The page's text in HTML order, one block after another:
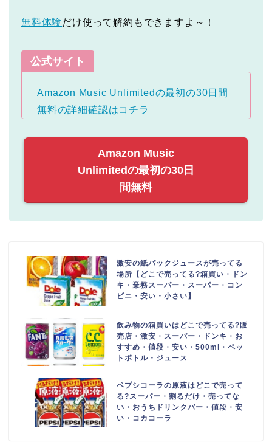
無料体験だけ使って解約もできますよ～！
公式サイト
Amazon Music Unlimitedの最初の30日間
無料の詳細確認はコチラ
Amazon Music
Unlimitedの最初の30日
間無料
激安の紙パックジュースが売ってる
場所【どこで売ってる?箱買い・ドン
キ・業務スーパー・スーパー・コン
ビニ・安い・小さい】
飲み物の箱買いはどこで売ってる?販
売店・激安・スーパー・ドンキ・お
すすめ・値段・安い・500ml・ペッ
トボトル・ジュース
ペプシコーラの原液はどこで売って
る?スーパー・割るだけ・売ってな
い・おうちドリンクバー・値段・安
い・コカコーラ